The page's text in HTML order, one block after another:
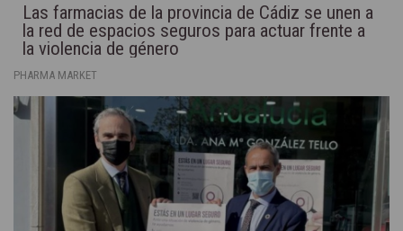
Las farmacias de la provincia de Cádiz se unen a
la red de espacios seguros para actuar frente a
la violencia de género
PHARMA MARKET